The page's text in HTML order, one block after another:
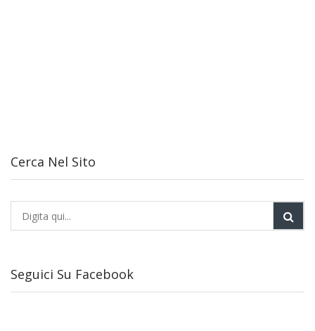
Cerca Nel Sito
Seguici Su Facebook